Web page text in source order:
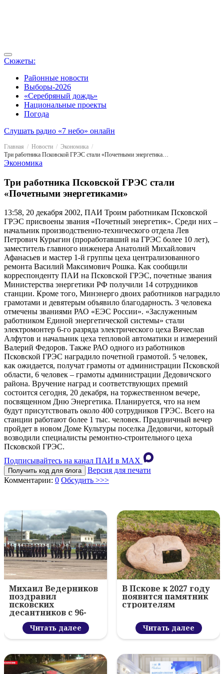
Сюжеты:
Районные новости
Выборы-2026
«Серебряный дождь»
Национальные проекты
Погода
Слушать радио «7 небо» онлайн
Главная Новости
Экономика
Три работника Псковской ГРЭС стали «Почетными энергетиками»
Экономика
Три работника Псковской ГРЭС стали
«Почетными энергетиками»
13:58, 20 декабря 2002, ПАИ Троим работникам Псковской
ГРЭС присвоены звания «Почетный энергетик». Среди них –
начальник производственно-технического отдела Лев
Петрович Курыгин (проработавший на ГРЭС более 10 лет),
заместитель главного инженера Анатолий Михайлович
Афанасьев и мастер 1-й группы цеха централизованного
ремонта Василий Максимович Рошка. Как сообщили
корреспонденту ПАИ на Псковской ГРЭС, почетные звания
Министерства энергетики РФ получили 14 сотрудников
станции. Кроме того, Минэнерго двоих работников наградило
грамотами и девятерым объявило благодарность. 3 человека
отмечены званиями РАО «ЕЭС России». «Заслуженным
работником Единой энергетической системы» стали
электромонтер 6-го разряда электрического цеха Вячеслав
Алфутов и начальник цеха тепловой автоматики и измерений
Валерий Федоров. Также РАО одного из работников
Псковской ГРЭС наградило почетной грамотой. 5 человек,
как ожидается, получат грамоты от администрации Псковской
области, 6 человек – грамоты администрации Дедовичского
района. Вручение наград и соответствующих премий
состоится сегодня, 20 декабря, на торжественном вечере,
посвященном Дню Энергетика. Планируется, что на нем
будут присутствовать около 400 сотрудников ГРЭС. Всего на
станции работают более 1 тыс. человек. Праздничный вечер
пройдет в новом Доме Культуры поселка Дедовичи, который
возводили специалисты ремонтно-строительного цеха
Псковской ГРЭС.
Подписывайтесь на канал ПАИ в MAХ
Получить код для блога
Версия для печати
Комментарии: 0 Обсудить >>>
Михаил Ведерников
поздравил
псковских
десантников с 96-
летием ВДВ и
вручил награды
Читать далее
В Пскове к 2027 году
появится памятник
строителям
Читать далее